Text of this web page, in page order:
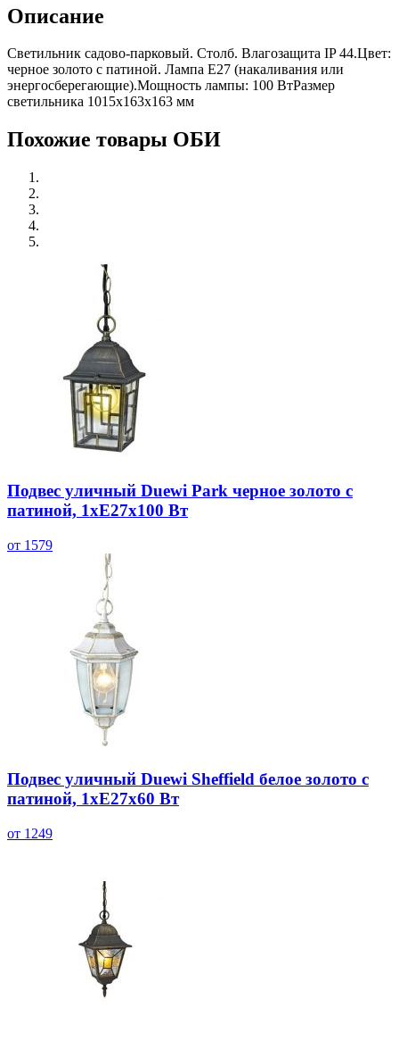
Описание
Светильник садово-парковый. Столб. Влагозащита IP 44.Цвет:
черное золото с патиной. Лампа E27 (накаливания или
энергосберегающие).Мощность лампы: 100 ВтРазмер
светильника 1015х163х163 мм
Похожие товары ОБИ
Подвес уличный Duewi Park черное золото с
патиной, 1xЕ27x100 Вт
от 1579
Подвес уличный Duewi Sheffield белое золото с
патиной, 1xЕ27x60 Вт
от 1249